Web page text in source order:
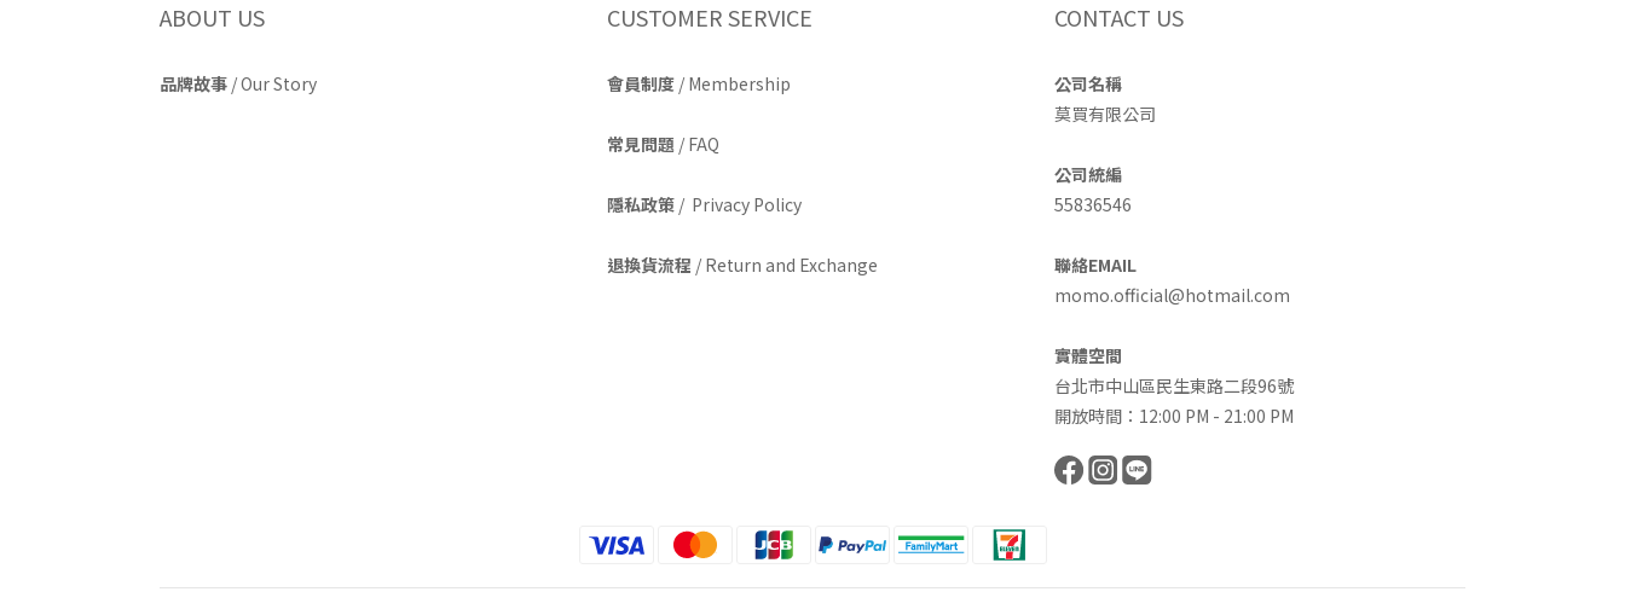
ABOUT US
品牌故事 /Our Story
CUSTOMER SERVICE
會員制度 / Membership
常見問題 / FAQ
隱私政策 / Privacy Policy
退換貨流程 / Return and Exchange
CONTACT US
公司名稱
莫買有限公司
公司統編
55836546
聯絡EMAIL
momo.official@hotmail.com
實體空間
台北市中山區民生東路二段96號
開放時間：12:00 PM - 21:00 PM